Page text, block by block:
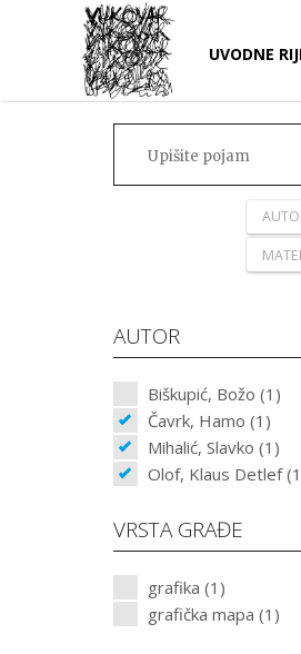
UVODNE
AUTOR
Biškupić, Božo (1)
Čavrk, Hamo (1)
Mihalić, Slavko (1)
Olof, Klaus Detlef
VRSTA GRAĐE
grafika (1)
grafička mapa (1)